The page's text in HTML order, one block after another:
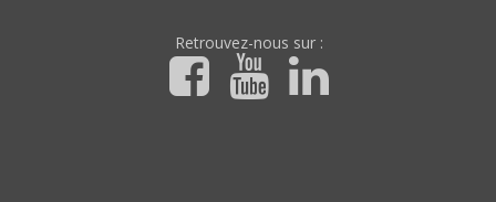
Retrouvez-nous sur :